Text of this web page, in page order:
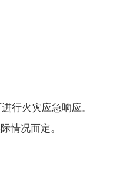
行火灾应急响应。
情况而定。